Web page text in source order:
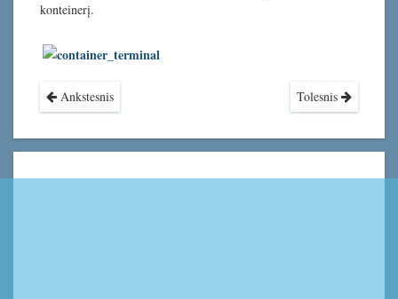
konteinerį.
Ankstesnis Tolesnis